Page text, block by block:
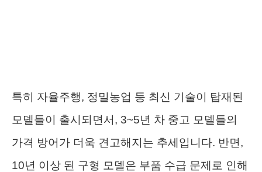
특히 자율주행, 정밀농업 등 최신 기술이 탑재된
모델들이 출시되면서, 3~5년 차 중고 모델들의
가격 방어가 더욱 견고해지는 추세입니다. 반면,
10년 이상 된 구형 모델은 부품 수급 문제로 인해